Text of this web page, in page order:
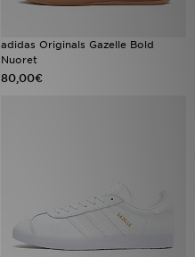
adidas Originals Gazelle Bold
Nuoret
80,00€